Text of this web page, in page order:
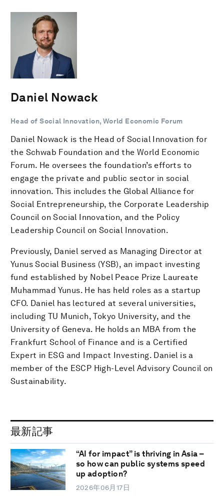
Daniel Nowack
Head of Social Innovation, World Economic Forum
Daniel Nowack is the Head of Social Innovation for
the Schwab Foundation and the World Economic
Forum. He oversees the foundation’s efforts to
engage the private and public sector in social
innovation. This includes the Global Alliance for
Social Entrepreneurship, the Corporate Leadership
Council on Social Innovation, and the Policy
Leadership Council on Social Innovation.
Previously, Daniel served as Managing Director at
Yunus Social Business (YSB), an impact investing
fund established by Nobel Peace Prize Laureate
Muhammad Yunus. He has held roles as a startup
CFO. Daniel has lectured at several universities,
including TU Munich, Tokyo University, and the
University of Geneva. He holds an MBA from the
Frankfurt School of Finance and is a Certified
Expert in ESG and Impact Investing. Daniel is a
member of the ESCP High-Level Advisory Council on
Sustainability.
最新記事
“AI for impact” is thriving in Asia –
so how can public systems speed
up adoption?
2026年06月17日